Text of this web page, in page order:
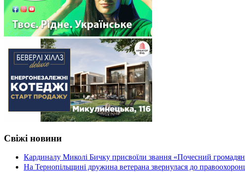
Свіжі новини
Кардиналу Миколі Бичку присвоїли звання «Почесний
На Тернопільщині дружина ветерана звернулася до